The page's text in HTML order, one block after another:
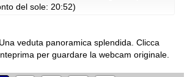
del sole: 20:52)
veduta panoramica splendida. Clicca
per guardare la webcam originale.